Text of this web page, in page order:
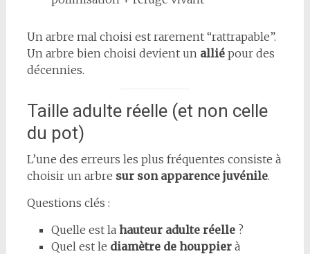
Un arbre mal choisi est rarement “rattrapable”.
Un arbre bien choisi devient un alliépour des
décennies.
Taille adulte réelle (et non celle
du pot)
L’une des erreurs les plus fréquentes consiste à
choisir un arbre sur son apparence juvénile.
Questions clés :
Quelle est la hauteur adulte réelle?
Quel est le diamètre de houppierà